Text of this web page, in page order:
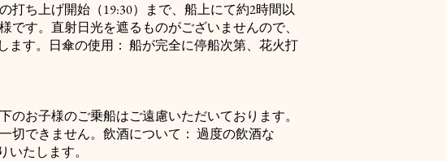
打ち上げ開始（19:30）まで、船上にて約2時間以
す。直射日光を遮るものがございませんので、
す。日傘の使用： 船が完全に停船次第、花火打
お子様のご乗船はご遠慮いただいております。
切できません。飲酒について： 過度の飲酒な
たします。